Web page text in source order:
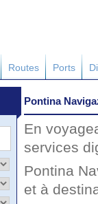
Routes Ports
Pontina
En
services
Pontina
et à